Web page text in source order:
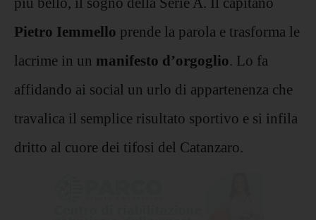
Pietro Iemmello prende la parola e trasforma le
lacrime in un manifesto d’orgoglio. Lo fa
affidando ai social un urlo di appartenenza che
travalica il semplice risultato sportivo e si infila
dritto al cuore dei tifosi del Catanzaro.